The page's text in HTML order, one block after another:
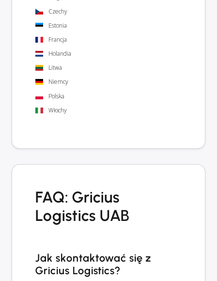
Czechy
Estonia
Francja
Holandia
Litwa
Niemcy
Polska
Włochy
FAQ: Gricius
Logistics UAB
Jak skontaktować się z
Gricius Logistics?